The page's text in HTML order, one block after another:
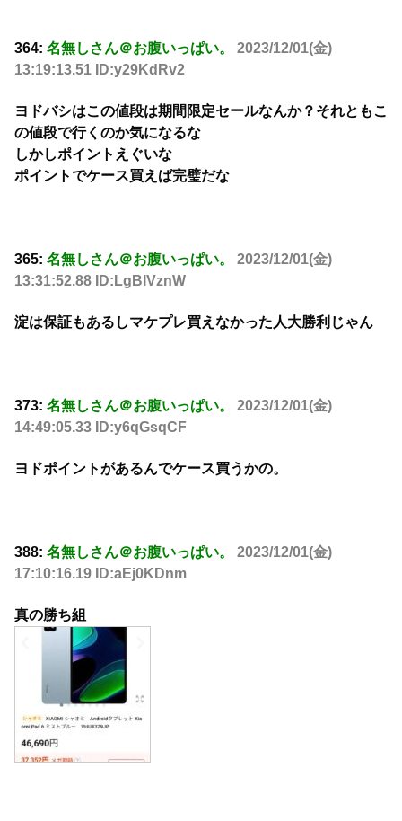
364: 名無しさん＠お腹いっぱい。
2023/12/01(金)
13:19:13.51 ID:y29KdRv2
ヨドバシはこの値段は期間限定セールなんか？それともこ
の値段で行くのか気になるな
しかしポイントえぐいな
ポイントでケース買えば完璧だな
365: 名無しさん＠お腹いっぱい。
2023/12/01(金)
13:31:52.88 ID:LgBIVznW
淀は保証もあるしマケプレ買えなかった人大勝利じゃん
373: 名無しさん＠お腹いっぱい。
2023/12/01(金)
14:49:05.33 ID:y6qGsqCF
ヨドポイントがあるんでケース買うかの。
388: 名無しさん＠お腹いっぱい。
2023/12/01(金)
17:10:16.19 ID:aEj0KDnm
真の勝ち組